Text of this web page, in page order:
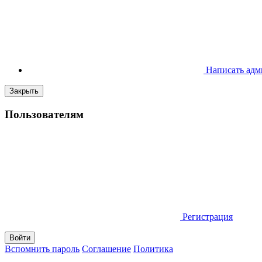
Написать
Закрыть
Пользователям
Регистрация
Вспомнить пароль Соглашение Политика